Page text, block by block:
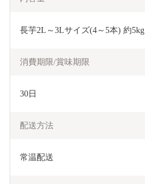
長芋2L～3Lサイズ(4～5本) 約5kg
消費期限/賞味期限
30日
配送方法
常温配送